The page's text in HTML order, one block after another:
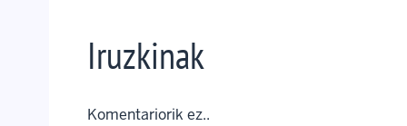
Iruzkinak
Komentariorik ez..